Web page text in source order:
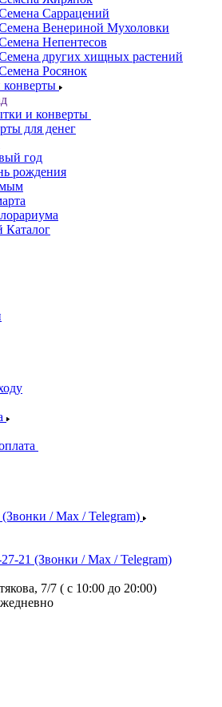
Саррацений
Венериной Мухоловки
Непентесов
других хищных растений
Росянок
и конверты
для денег
год
рождения
Каталог
(Звонки / Max / Telegram)
21 (Звонки / Max / Telegram)
7/7 ( с 10:00 до 20:00)